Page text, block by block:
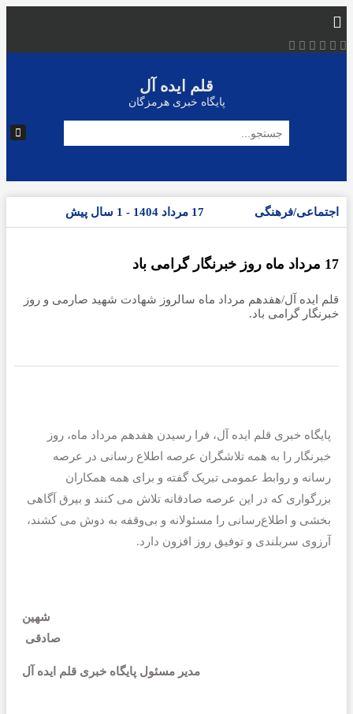
قلم ایده آل
پایگاه خبری هرمزگان
اجتماعی/فرهنگی 17 مرداد 1404 - 1 سال پیش
17 مرداد ماه روز خبرنگار گرامی باد
قلم ایده آل/هفدهم مرداد ماه سالروز شهادت شهید صارمی و روز
خبرنگار گرامی باد.
پایگاه خبری قلم ایده آل، فرا رسیدن هفدهم مرداد ماه، روز
خبرنگار را به همه تلاشگران عرصه اطلاع رسانی در عرصه
رسانه و روابط عمومی تبریک گفته و برای همه همکاران
بزرگواری که در این عرصه صادقانه تلاش می کنند و بیرق آگاهی
بخشی و اطلاع‌رسانی را مسئولانه و بی‌وقفه به دوش می کشند،
آرزوی سربلندی و توفیق روز افزون دارد.
شهین
صادقی
مدیر مسئول پایگاه خبری قلم ایده آل